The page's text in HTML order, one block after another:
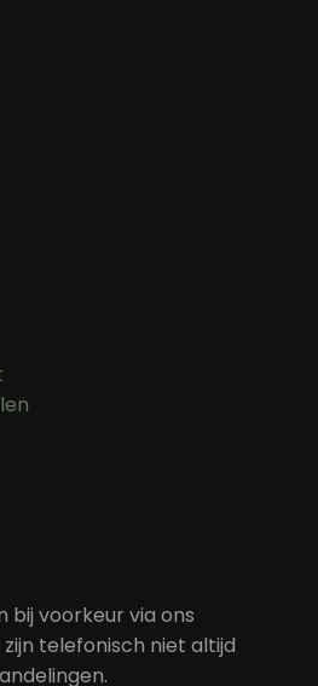
bij voorkeur via ons
telefonisch niet altijd